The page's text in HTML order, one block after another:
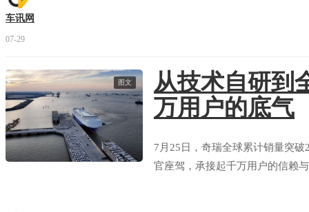
车讯网
07-29
图文
从技术自研到
万用户的底气
7月25日，奇瑞全球累计销量突
官座驾，承接起千万用户的信赖